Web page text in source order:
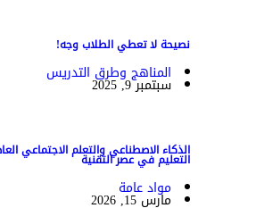
نصيحة لا تعطي الطلاب وجه!
المناهج وطرق التدريس
سبتمبر 9, 2025
الذكاء الاصطناعي والتعلم الاجتماعي
التعليم في عصر التقنية
مواد عامة
مارس 15, 2026